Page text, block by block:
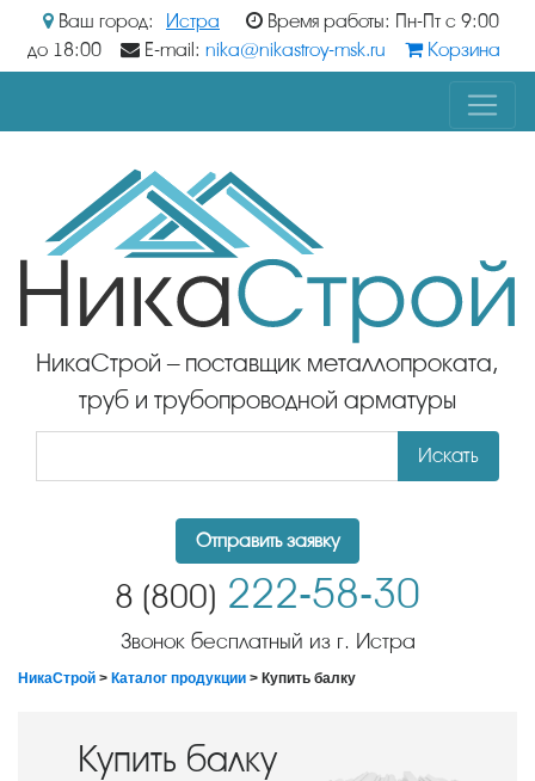
Ваш город: Истра
Время работы: Пн-Пт с 9:00
до 18:00
E-mail: nika@nikastroy-msk.ru Корзина
НикаСтрой – поставщик металлопроката,
труб и трубопроводной арматуры
Искать
Отправить заявку
8 (800) 222-58-30
Звонок бесплатный из г. Истра
НикаСтрой > Каталог продукции > Купить балку
Купить балку